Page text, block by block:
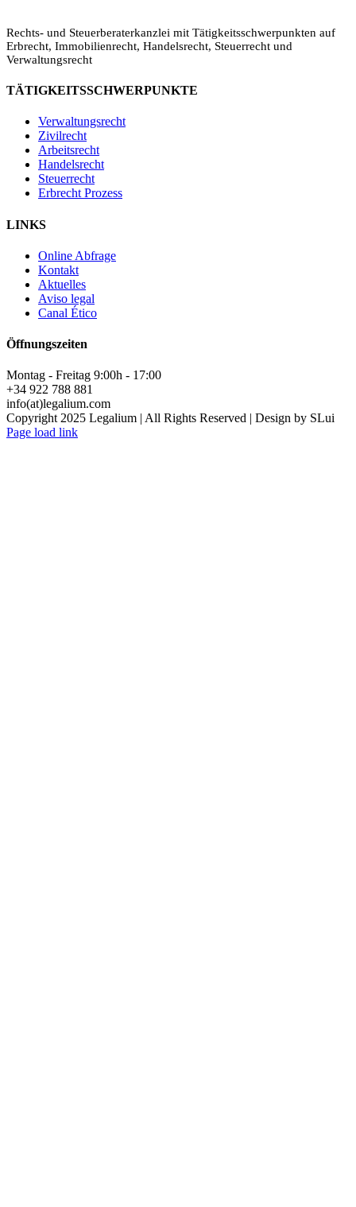
Rechts- und Steuerberaterkanzlei mit Tätigkeitsschwerpunkten auf
Erbrecht, Immobilienrecht, Handelsrecht, Steuerrecht und
Verwaltungsrecht
TÄTIGKEITSSCHWERPUNKTE
Verwaltungsrecht
Zivilrecht
Arbeitsrecht
Handelsrecht
Steuerrecht
Erbrecht Prozess
LINKS
Online Abfrage
Kontakt
Aktuelles
Aviso legal
Canal Ético
Öffnungszeiten
Montag - Freitag 9:00h - 17:00
+34 922 788 881
info(at)legalium.com
Copyright 2025 Legalium | All Rights Reserved | Design by SLui
Page load link